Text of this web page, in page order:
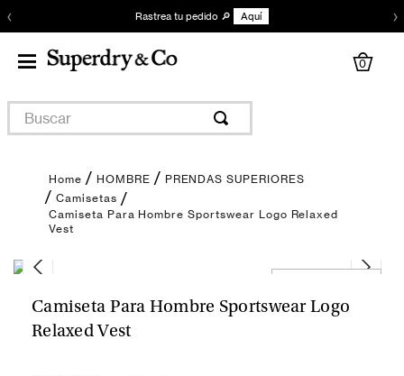
‹ Rastrea tu pedido 🔎 Aquí ›
0
Buscar
HOMBRE
PRENDAS SUPERIORES
Camisetas
Camiseta Para Hombre Sportswear Logo Relaxed
Vest
Camiseta Para Hombre Sportswear Logo
Relaxed Vest